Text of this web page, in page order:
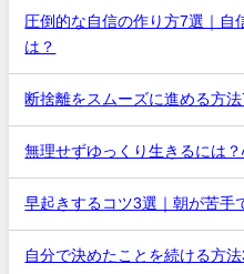
圧倒的な自信の作り方7選｜自
は？
断捨離をスムーズに進める方
無理せずゆっくり生きるには
早起きするコツ3選｜朝が苦手
自分で決めたことを続ける方